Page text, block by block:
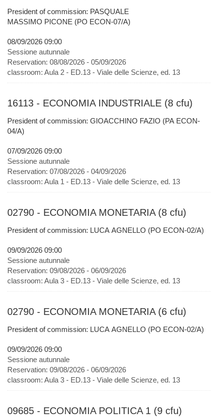
President of commission: PASQUALE
MASSIMO PICONE (PO ECON-07/A)
08/09/2026 09:00
Sessione autunnale
Reservation: 08/08/2026 - 05/09/2026
classroom: Aula 2 - ED.13 - Viale delle Scienze, ed. 13
16113 - ECONOMIA INDUSTRIALE (8 cfu)
President of commission: GIOACCHINO FAZIO (PA ECON-
04/A)
07/09/2026 09:00
Sessione autunnale
Reservation: 07/08/2026 - 04/09/2026
classroom: Aula 1 - ED.13 - Viale delle Scienze, ed. 13
02790 - ECONOMIA MONETARIA (8 cfu)
President of commission: LUCA AGNELLO (PO ECON-02/A)
09/09/2026 09:00
Sessione autunnale
Reservation: 09/08/2026 - 06/09/2026
classroom: Aula 3 - ED.13 - Viale delle Scienze, ed. 13
02790 - ECONOMIA MONETARIA (6 cfu)
President of commission: LUCA AGNELLO (PO ECON-02/A)
09/09/2026 09:00
Sessione autunnale
Reservation: 09/08/2026 - 06/09/2026
classroom: Aula 3 - ED.13 - Viale delle Scienze, ed. 13
09685 - ECONOMIA POLITICA 1 (9 cfu)